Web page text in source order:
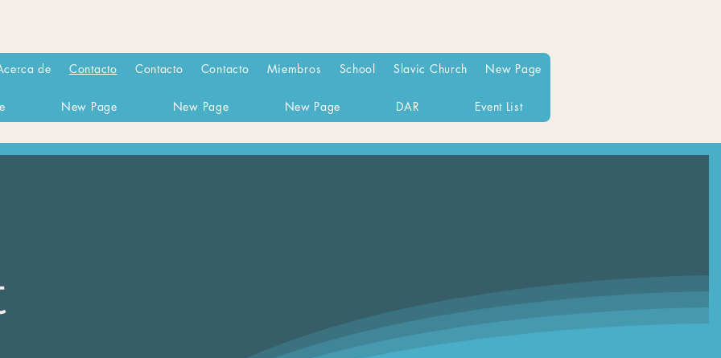
de Contacto Contacto Contacto Miembros School Slavic Church New Page
New Page New Page New Page DAR Event List